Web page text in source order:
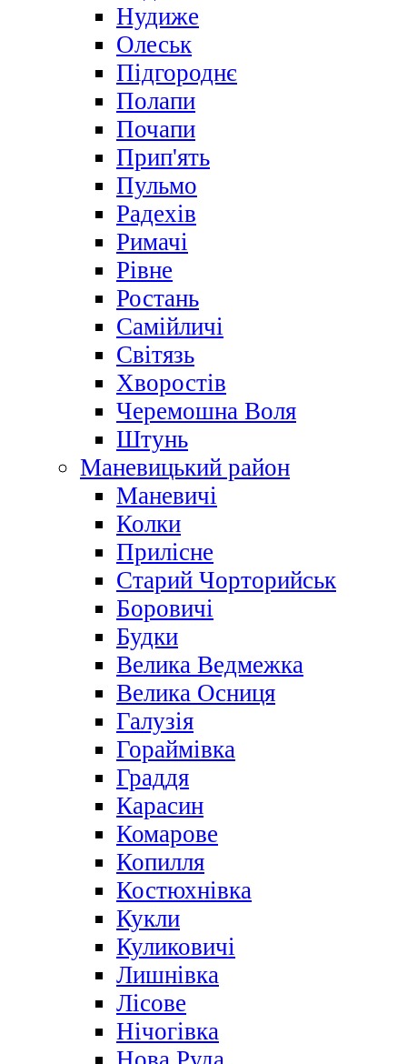
Нудиже
Олеськ
Підгороднє
Полапи
Почапи
Прип'ять
Пульмо
Радехів
Римачі
Рівне
Ростань
Самійличі
Світязь
Хворостів
Черемошна Воля
Штунь
Маневицький район
Маневичі
Колки
Прилісне
Старий Чорторийськ
Боровичі
Будки
Велика Ведмежка
Велика Осниця
Галузія
Гораймівка
Граддя
Карасин
Комарове
Копилля
Костюхнівка
Кукли
Куликовичі
Лишнівка
Лісове
Нічогівка